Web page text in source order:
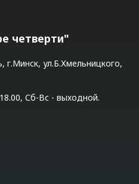
четверти"
г.Минск, ул.Б.Хмельницкого,
Сб-Вс - выходной.